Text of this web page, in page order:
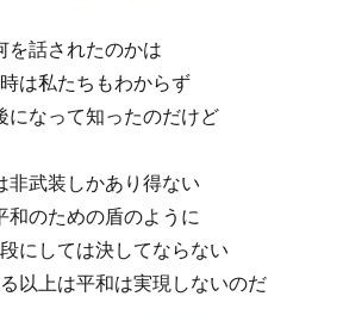
を話されたのかは
は私たちもわからず
になって知ったのだけど
非武装しかあり得ない
和のための盾のように
にしては決してならない
以上は平和は実現しないのだ